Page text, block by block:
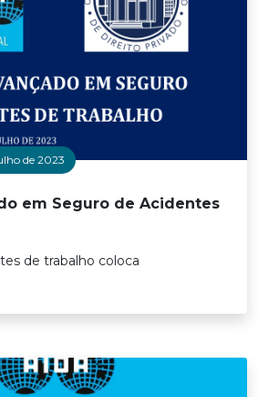
de 2023
em Seguro de Acidentes
de trabalho coloca